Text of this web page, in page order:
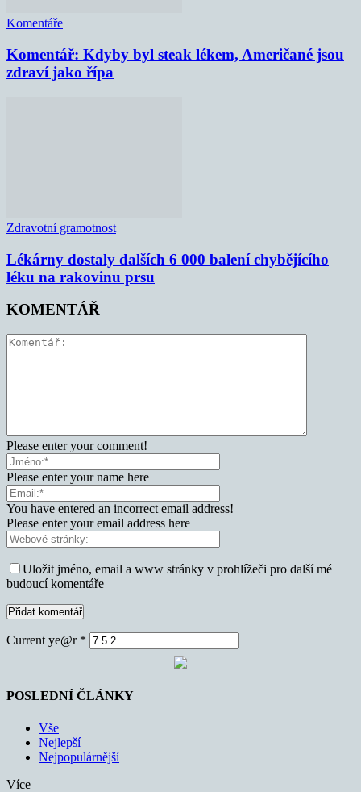
Komentáře
Komentář: Kdyby byl steak lékem, Američané jsou
zdraví jako řípa
Zdravotní gramotnost
Lékárny dostaly dalších 6 000 balení chybějícího
léku na rakovinu prsu
KOMENTÁŘ
Please enter your comment!
Please enter your name here
You have entered an incorrect email address!
Please enter your email address here
Uložit jméno, email a www stránky v prohlížeči pro další mé
budoucí komentáře
Current ye@r *
POSLEDNÍ ČLÁNKY
Vše
Nejlepší
Nejpopulárnější
Více